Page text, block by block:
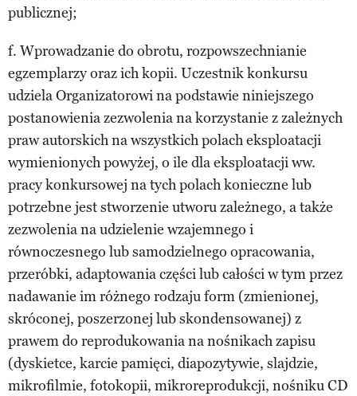
publicznej;
f. Wprowadzanie do obrotu, rozpowszechnianie
egzemplarzy oraz ich kopii. Uczestnik konkursu
udziela Organizatorowi na podstawie niniejszego
postanowienia zezwolenia na korzystanie z zależnych
praw autorskich na wszystkich polach eksploatacji
wymienionych powyżej, o ile dla eksploatacji ww.
pracy konkursowej na tych polach konieczne lub
potrzebne jest stworzenie utworu zależnego, a także
zezwolenia na udzielenie wzajemnego i
równoczesnego lub samodzielnego opracowania,
przeróbki, adaptowania części lub całości w tym przez
nadawanie im różnego rodzaju form (zmienionej,
skróconej, poszerzonej lub skondensowanej) z
prawem do reprodukowania na nośnikach zapisu
(dyskietce, karcie pamięci, diapozytywie, slajdzie,
mikrofilmie, fotokopii, mikroreprodukcji, nośniku CD